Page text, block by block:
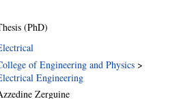
(PhD)
of Engineering and Physics >
Engineering
Zerguine